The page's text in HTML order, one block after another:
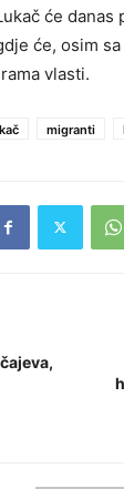
će danas
će, osim
vlasti.
migranti